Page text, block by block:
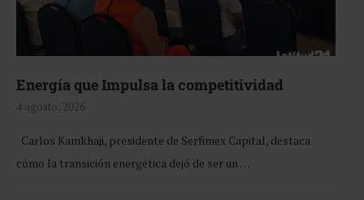
Energía que Impulsa la competitividad
4 agosto, 2026
Carlos Kamkhaji, presidente de Serfimex Capital, destaca
cómo la transición energética dejó de ser un …